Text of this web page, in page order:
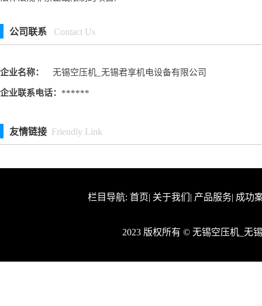
公司联系 Contact Us
企业名称： 无锡空压机_无锡君享机电设备有限公司
企业联系电话： ******
友情链接 Friendly Link
栏目导航: 首页| 关于我们 | 产品服务| 成功
2023 版权所有 © 无锡空压机_无